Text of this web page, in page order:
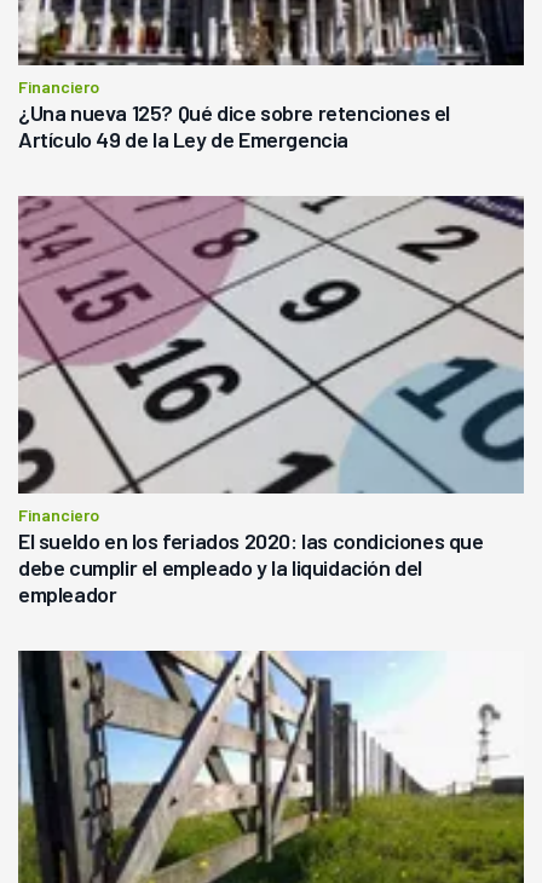
Financiero
¿Una nueva 125? Qué dice sobre retenciones el
Artículo 49 de la Ley de Emergencia
Financiero
El sueldo en los feriados 2020: las condiciones que
debe cumplir el empleado y la liquidación del
empleador